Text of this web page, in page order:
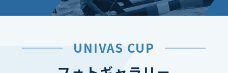
UNIVAS CUP